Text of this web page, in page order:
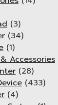
(3)
(34)
(1)
Accessories
(28)
(433)
(4)